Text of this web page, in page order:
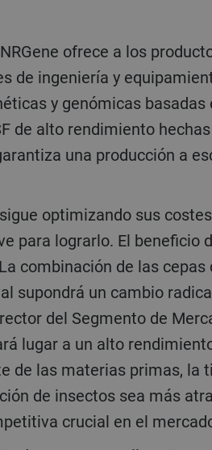
de ingeniería y
y genómicas basadas
de alto rendimiento
una producción a
para lograrlo. El beneficio
combinación de las
supondrá un cambio
del Segmento de
lugar a un alto
de las materias primas, la
de insectos sea más
crucial en el